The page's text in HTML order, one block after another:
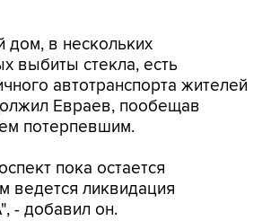
дом, в нескольких
выбиты стекла, есть
автотранспорта жителей
Евраев, пообещав
потерпевшим.
пока остается
ведется ликвидация
- добавил он.